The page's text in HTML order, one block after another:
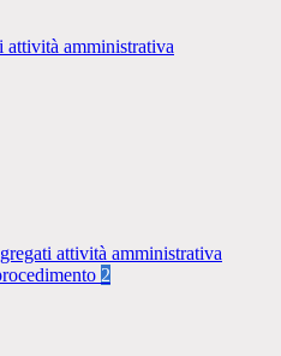
attività amministrativa
attività amministrativa
2